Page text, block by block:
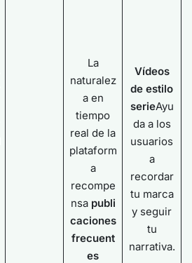
La
naturalez
a en
tiempo
real de la
plataform
a
recompe
nsa publi
caciones
frecuent
es
Vídeos
de estilo
serieAyu
da a los
usuarios
a
recordar
tu marca
y seguir
tu
narrativa.